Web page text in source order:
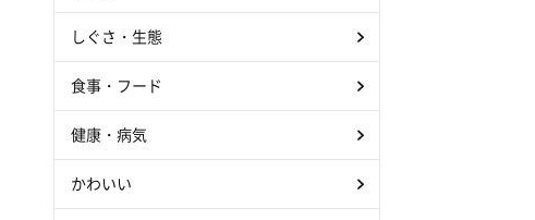
しぐさ・生態
食事・フード
健康・病気
かわいい